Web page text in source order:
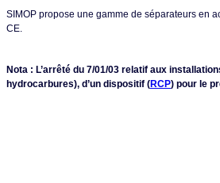
SIMOP propose une gamme de séparateurs en
CE.
Nota : L’arrêté du 7/01/03 relatif aux
hydrocarbures), d’un dispositif (RCP) pour le